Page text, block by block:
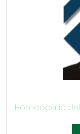
Homeopatía